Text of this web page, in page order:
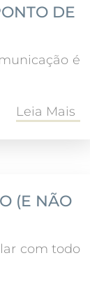
DE
é
Leia Mais
(E NÃO
com todo